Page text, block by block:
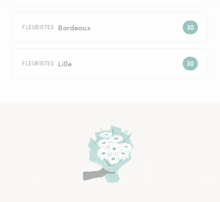
FLEURISTES Bordeaux
FLEURISTES Lille